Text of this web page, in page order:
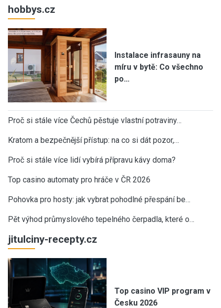
hobbys.cz
Instalace infrasauny na
míru v bytě: Co všechno
po…
Proč si stále více Čechů pěstuje vlastní potraviny…
Kratom a bezpečnější přístup: na co si dát pozor,…
Proč si stále více lidí vybírá přípravu kávy doma?
Top casino automaty pro hráče v ČR 2026
Pohovka pro hosty: jak vybrat pohodlné přespání be…
Pět výhod průmyslového tepelného čerpadla, které o…
jitulciny-recepty.cz
Top casino VIP program v
Česku 2026